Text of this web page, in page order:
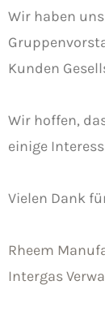
Wir haben
Kunden
Wir hoffen,
einige
Vielen Dank
Rheem
Intergas